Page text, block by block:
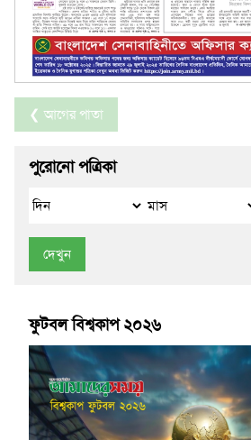
❮ আগের পাতা
পুরোনো পত্রিকা
দেখুন
ফুটবল বিশ্বকাপ ২০২৬